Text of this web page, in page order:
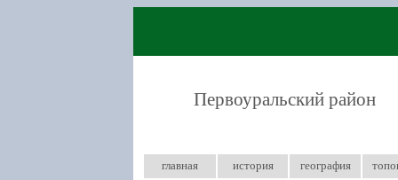
Первоуральский район
главная история география